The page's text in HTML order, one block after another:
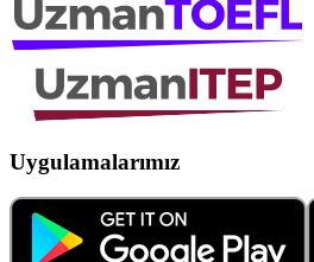
Uygulamalarımız